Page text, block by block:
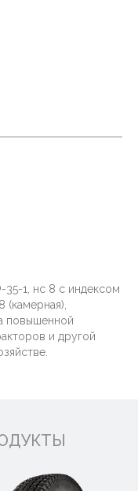
35-1, нс 8 с индексом
(камерная),
повышенной
и другой